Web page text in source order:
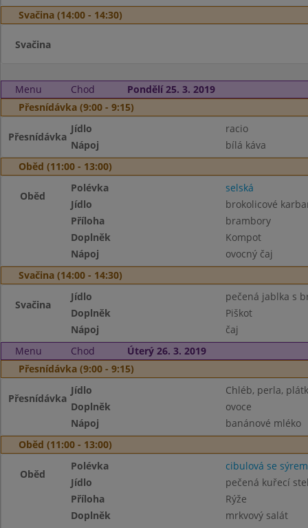
Svačina (14:00 - 14:30)
Svačina
Menu Chod
Pondělí 25. 3. 2019
Přesnídávka (9:00 - 9:15)
Přesnídávka
Jídlo
racio
Nápoj
bílá káva
Oběd (11:00 - 13:00)
Oběd
Polévka
selská
Jídlo
brokolicové
Příloha
brambory
Doplněk
Kompot
Nápoj
ovocný čaj
Svačina (14:00 - 14:30)
Svačina
Jídlo
pečená jablka s
Doplněk
Piškot
Nápoj
čaj
Menu
Chod
Úterý 26. 3. 2019
Přesnídávka (9:00 - 9:15)
Přesnídávka
Jídlo
Chléb, perla,
Doplněk
ovoce
Nápoj
banánové mléko
Oběd (11:00 - 13:00)
Oběd
Polévka
cibulová se sýrem
Jídlo
pečená kuřecí
Příloha
Rýže
Doplněk
mrkvový salát